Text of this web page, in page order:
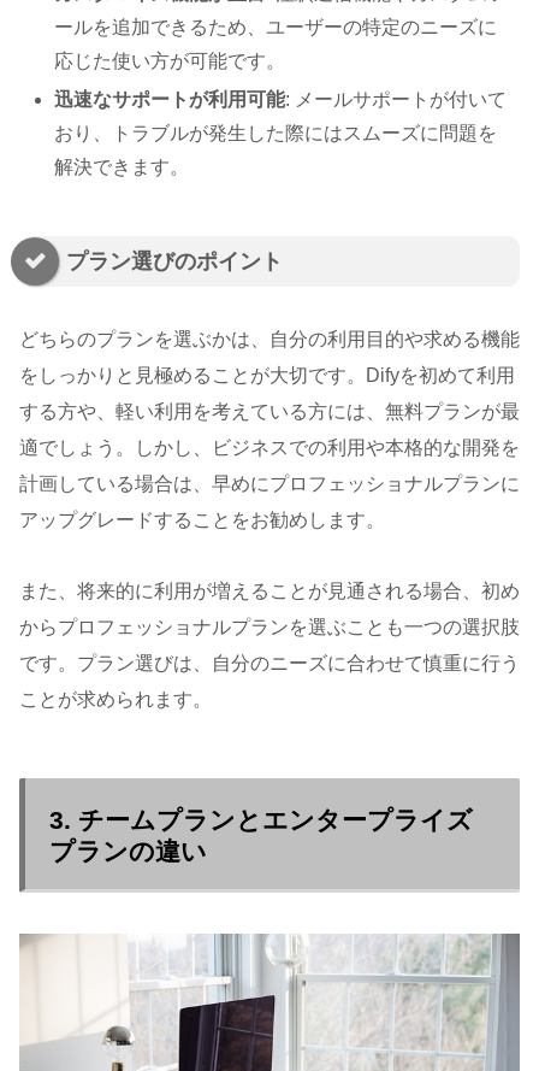
ールを追加できるため、ユーザーの特定のニーズに
応じた使い方が可能です。
迅速なサポートが利用可能: メールサポートが付いて
おり、トラブルが発生した際にはスムーズに問題を
解決できます。
プラン選びのポイント
どちらのプランを選ぶかは、自分の利用目的や求める機能
をしっかりと見極めることが大切です。Difyを初めて利用
する方や、軽い利用を考えている方には、無料プランが最
適でしょう。しかし、ビジネスでの利用や本格的な開発を
計画している場合は、早めにプロフェッショナルプランに
アップグレードすることをお勧めします。
また、将来的に利用が増えることが見通される場合、初め
からプロフェッショナルプランを選ぶことも一つの選択肢
です。プラン選びは、自分のニーズに合わせて慎重に行う
ことが求められます。
3. チームプランとエンタープライズ
プランの違い